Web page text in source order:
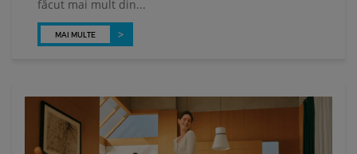
făcut mai mult din...
MAI MULTE